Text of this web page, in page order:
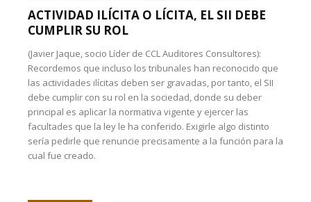
ACTIVIDAD ILÍCITA O LÍCITA, EL SII DEBE
CUMPLIR SU ROL
(Javier Jaque, socio Líder de CCL Auditores Consultores):
Recordemos que incluso los tribunales han reconocido que
las actividades ilícitas deben ser gravadas, por tanto, el SII
debe cumplir con su rol en la sociedad, donde su deber
principal es aplicar la normativa vigente y ejercer las
facultades que la ley le ha conferido. Exigirle algo distinto
sería pedirle que renuncie precisamente a la función para la
cual fue creado.